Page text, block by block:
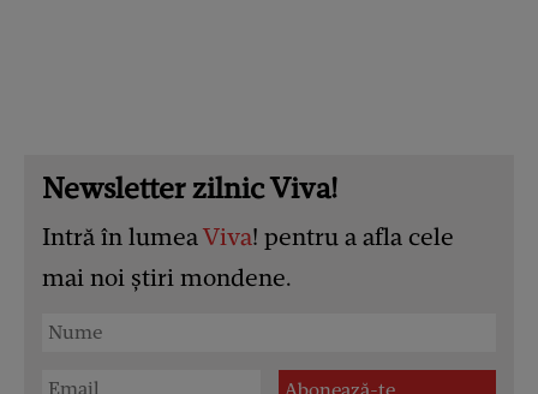
Newsletter zilnic Viva!
Intră în lumeaViva! pentru a afla cele
mai noi știri mondene.